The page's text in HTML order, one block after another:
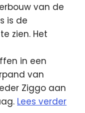
van de
is de
zien. Het
in een
van
Ziggo aan
Lees verder